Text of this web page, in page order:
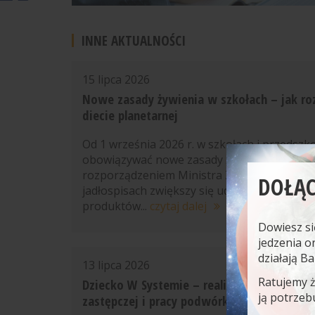
INNE AKTUALNOŚCI
15 lipca 2026
Nowe zasady żywienia w szkołach – jak
diecie planetarnej
Od 1 września 2026 r. w szkołach i
obowiązywać nowe zasady żywienia.
rozporządzeniem Ministra Zdrowia w
jadłospisach zwiększy się udział warzyw,
produktów... czytaj dalej
13 lipca 2026
Dziecko W Systemie – realia ukrytego
zastępczej i pracy podwórkowej
Dowiesz
jedzenia
działają
Ratujemy
ją